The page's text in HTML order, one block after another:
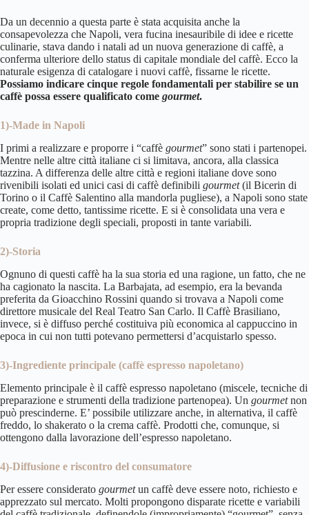
Da un decennio a questa parte è stata acquisita anche la
consapevolezza che Napoli, vera fucina inesauribile di idee e ricette
culinarie, stava dando i natali ad un nuova generazione di caffè, a
conferma ulteriore dello status di capitale mondiale del caffè. Ecco la
naturale esigenza di catalogare i nuovi caffè, fissarne le ricette.
Possiamo indicare cinque regole fondamentali per stabilire se un
caffè possa essere qualificato come gourmet.
1)-Made in Napoli
I primi a realizzare e proporre i “caffè gourmet” sono stati i partenopei.
Mentre nelle altre città italiane ci si limitava, ancora, alla classica
tazzina. A differenza delle altre città e regioni italiane dove sono
rivenibili isolati ed unici casi di caffè definibili gourmet(il Bicerin di
Torino o il Caffè Salentino alla mandorla pugliese), a Napoli sono state
create, come detto, tantissime ricette. E si è consolidata una vera e
propria tradizione degli speciali, proposti in tante variabili.
2)-Storia
Ognuno di questi caffè ha la sua storia ed una ragione, un fatto, che ne
ha cagionato la nascita. La Barbajata, ad esempio, era la bevanda
preferita da Gioacchino Rossini quando si trovava a Napoli come
direttore musicale del Real Teatro San Carlo. Il Caffè Brasiliano,
invece, si è diffuso perché costituiva più economica al cappuccino in
epoca in cui non tutti potevano permettersi d’acquistarlo spesso.
3)-Ingrediente principale (caffè espresso napoletano)
Elemento principale è il caffè espresso napoletano (miscele, tecniche di
preparazione e strumenti della tradizione partenopea). Un gourmetnon
può prescinderne. E’ possibile utilizzare anche, in alternativa, il caffè
freddo, lo shakerato o la crema caffè. Prodotti che, comunque, si
ottengono dalla lavorazione dell’espresso napoletano.
4)-Diffusione e riscontro del consumatore
Per essere considerato gourmetun caffè deve essere noto, richiesto e
apprezzato sul mercato. Molti propongono disparate ricette e variabili